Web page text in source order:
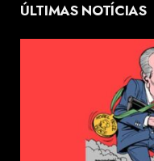
ÚLTIMAS NOTÍCIAS